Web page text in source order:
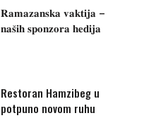
𝐑𝐚𝐦𝐚𝐳𝐚𝐧𝐬𝐤𝐚 𝐯𝐚𝐤𝐭𝐢𝐣𝐚 –
𝐧𝐚𝐬̌𝐢𝐡 𝐬𝐩𝐨𝐧𝐳𝐨𝐫𝐚 𝐡𝐞𝐝𝐢𝐣𝐚
Restoran Hamzibeg u
potpuno novom ruhu